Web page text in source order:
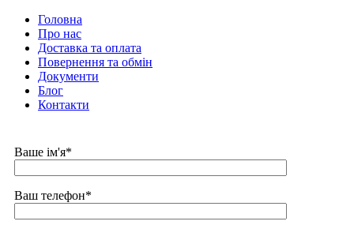
Головна
Про нас
Доставка та оплата
Повернення та обмін
Документи
Блог
Контакти
Ваше ім'я*
Ваш телефон*